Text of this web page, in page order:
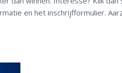
en het inschrijfformulier.